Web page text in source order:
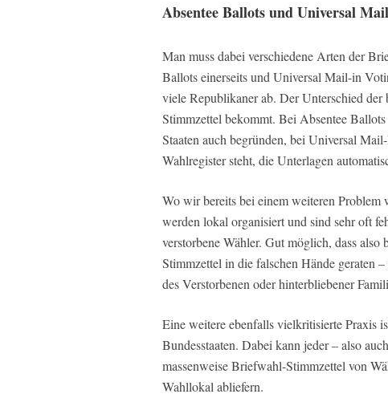
Absentee Ballots und Universal
Man muss dabei verschiedene Arten der
Ballots einerseits und Universal Mail-in
viele Republikaner ab. Der Unterschied der
Stimmzettel bekommt. Bei Absentee
Staaten auch begründen, bei Universal
Wahlregister steht, die Unterlagen
Wo wir bereits bei einem weiteren Problem
werden lokal organisiert und sind sehr oft
verstorbene Wähler. Gut möglich, dass
Stimmzettel in die falschen Hände geraten
des Verstorbenen oder hinterbliebener
Eine weitere ebenfalls vielkritisierte Praxis
Bundesstaaten. Dabei kann jeder – also
massenweise Briefwahl-Stimmzettel von
Wahllokal abliefern.